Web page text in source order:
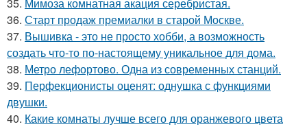
36. Старт продаж премиалки в старой Москве.
37. Вышивка - это не просто хобби, а возможность
создать что-то по-настоящему уникальное для дома.
38. Метро лефортово. Одна из современных станций.
39. Перфекционисты оценят: однушка с функциями
двушки.
40. Какие комнаты лучше всего для оранжевого цвета